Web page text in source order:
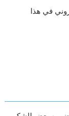
في هذا